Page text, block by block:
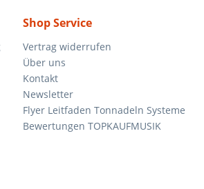
Shop Service
Vertrag widerrufen
Über uns
Kontakt
Newsletter
Flyer Leitfaden Tonnadeln Systeme
Bewertungen TOPKAUFMUSIK